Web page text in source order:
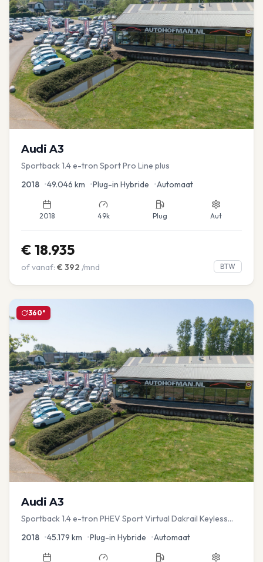
Audi A3
Sportback 1.4 e-tron Sport Pro Line plus
2018 •49.046 km •Plug-in Hybride •Automaat
2018 49k Plug Aut
€ 18.935
of vanaf: € 392 /mnd BTW
360°
Audi A3
Sportback 1.4 e-tron PHEV Sport Virtual Dakrail Keyless
2018 •45.179 km •Plug-in Hybride •Automaat